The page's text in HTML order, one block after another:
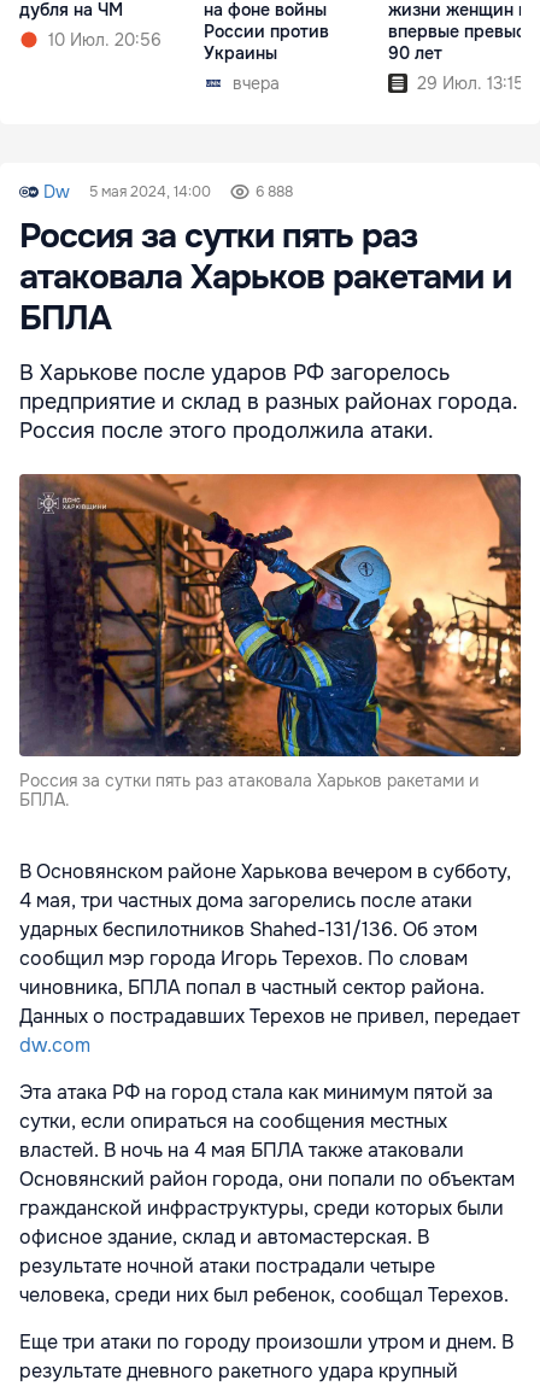
дубля на ЧМ
10 Июл. 20:56
на фоне войны
России против
Украины
вчера
жизни женщин
впервые
90 лет
29 Июл. 13:15
Dw 5 мая 2024, 14:00 6 888
Россия за сутки пять раз
атаковала Харьков ракетами и
БПЛА
В Харькове после ударов РФ загорелось
предприятие и склад в разных районах города.
Россия после этого продолжила атаки.
Россия за сутки пять раз атаковала Харьков ракетами и
БПЛА.
В Основянском районе Харькова вечером в субботу,
4 мая, три частных дома загорелись после атаки
ударных беспилотников Shahed-131/136. Об этом
сообщил мэр города Игорь Терехов. По словам
чиновника, БПЛА попал в частный сектор района.
Данных о пострадавших Терехов не привел, передает
dw.com
Эта атака РФ на город стала как минимум пятой за
сутки, если опираться на сообщения местных
властей. В ночь на 4 мая БПЛА также атаковали
Основянский район города, они попали по объектам
гражданской инфраструктуры, среди которых были
офисное здание, склад и автомастерская. В
результате ночной атаки пострадали четыре
человека, среди них был ребенок, сообщал Терехов.
Еще три атаки по городу произошли утром и днем. В
результате дневного ракетного удара крупный